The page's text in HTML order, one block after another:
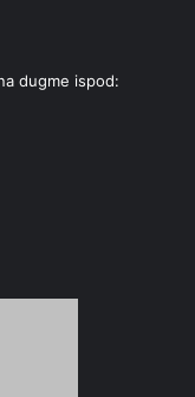
dugme ispod: